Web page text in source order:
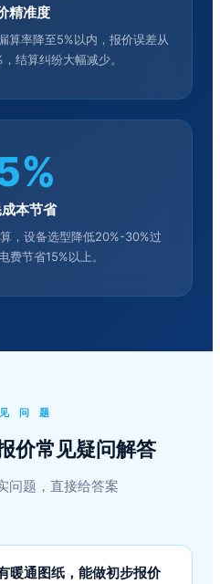
精准度
算率降至5%以内，报价误差从
结算纠纷大幅减少。
本节省
，设备选型降低20%-30%过
费节省15%以上。
问 题
价常见疑问解答
问题，直接给答案
暖通图纸，能做初步报价